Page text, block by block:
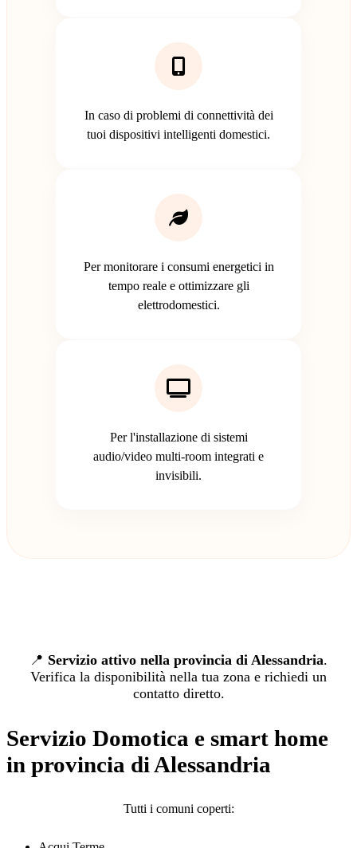
In caso di problemi di connettività dei
tuoi dispositivi intelligenti domestici.
Per monitorare i consumi energetici in
tempo reale e ottimizzare gli
elettrodomestici.
Per l'installazione di sistemi
audio/video multi-room integrati e
invisibili.
📍 Servizio attivo nella provincia di Alessandria.
Verifica la disponibilità nella tua zona e richiedi un
contatto diretto.
Servizio Domotica e smart home
in provincia di Alessandria
Tutti i comuni coperti: